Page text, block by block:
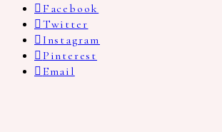
Facebook
Twitter
Instagram
Pinterest
Email